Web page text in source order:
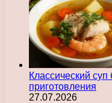
Классический суп
приготовления
27.07.2026